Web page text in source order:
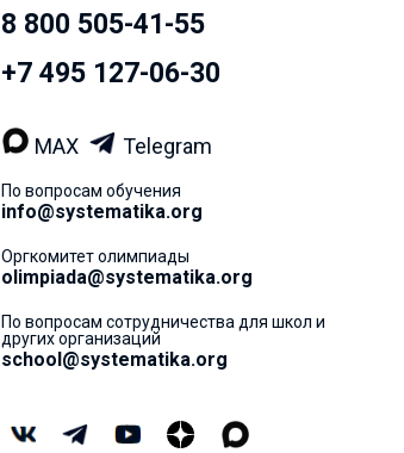
8 800 505-41-55
+7 495 127-06-30
MAX Telegram
По вопросам обучения
info@systematika.org
Оргкомитет олимпиады
olimpiada@systematika.org
По вопросам сотрудничества для школ и
других организаций
school@systematika.org